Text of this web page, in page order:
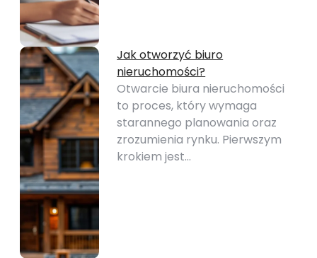
Jak otworzyć biuro
nieruchomości?
Otwarcie biura nieruchomości
to proces, który wymaga
starannego planowania oraz
zrozumienia rynku. Pierwszym
krokiem jest…